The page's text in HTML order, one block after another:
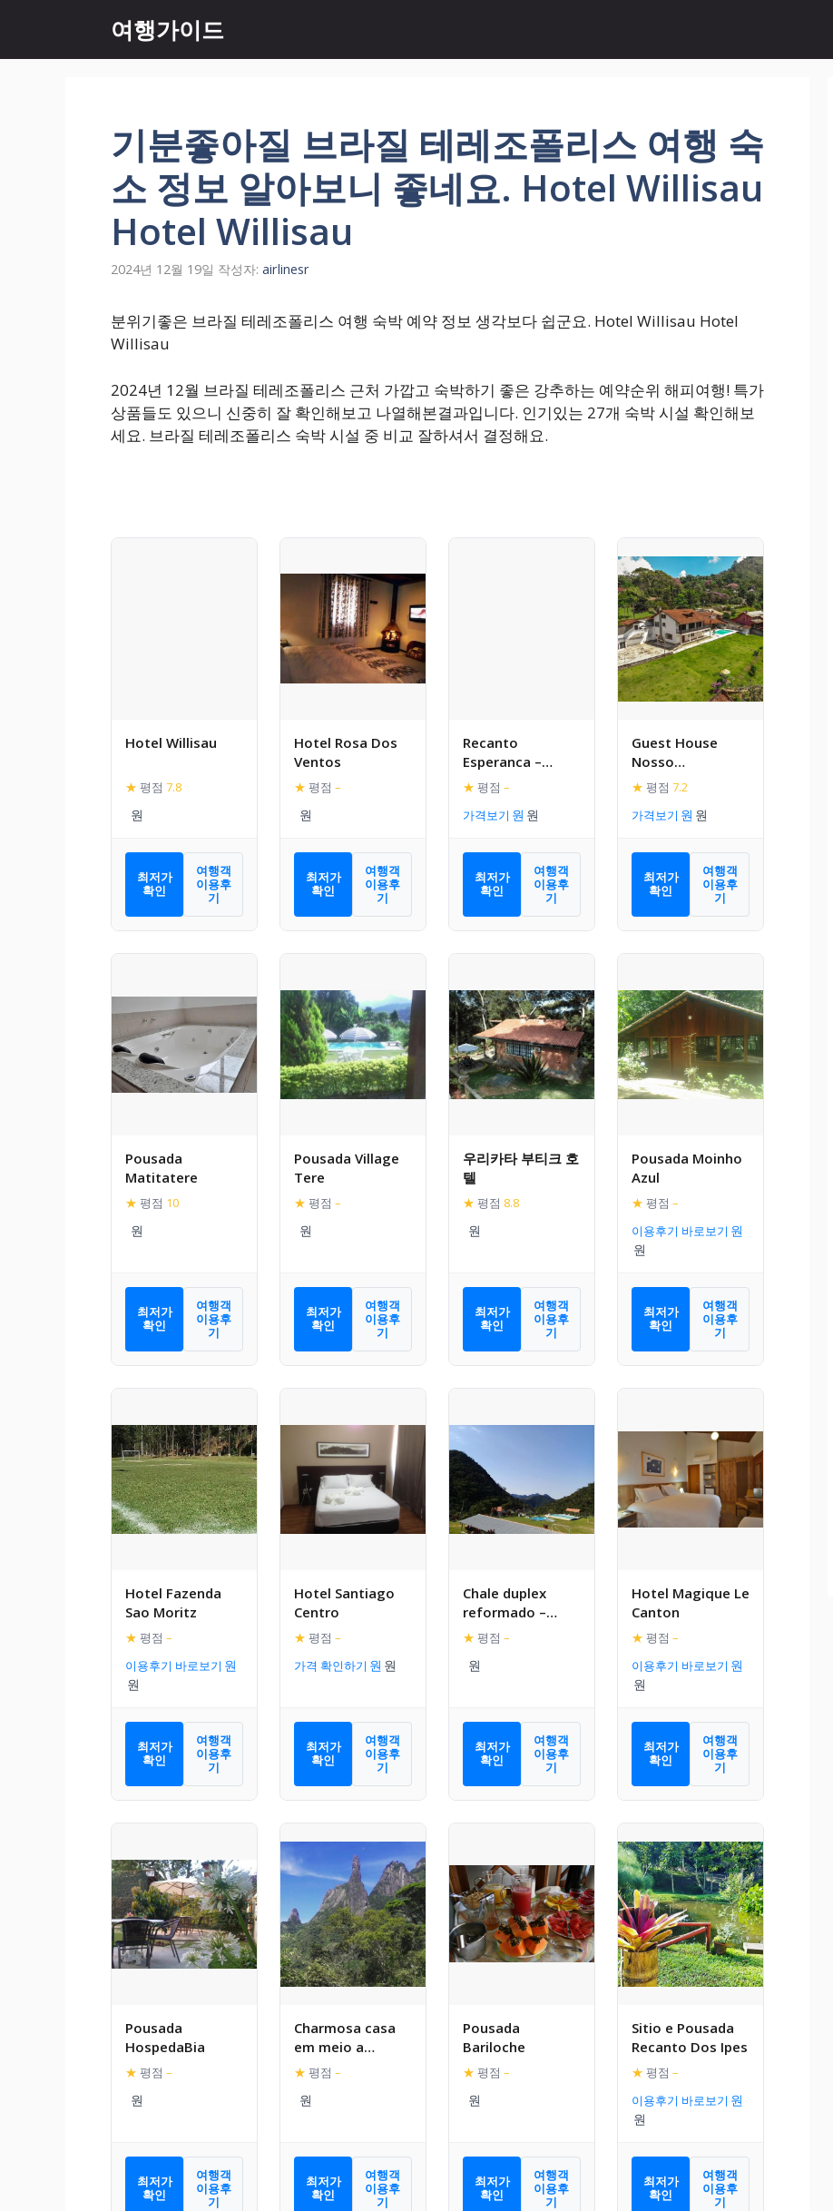
츠
여행가이드
기분좋아질 브라질 테레조폴리스 여행 숙
소 정보 알아보니 좋네요. Hotel Willisau
Hotel Willisau
2024년 12월 19일 작성자: airlinesr
분위기좋은 브라질 테레조폴리스 여행 숙박 예약 정보 생각보다 쉽군요. Hotel Willisau Hotel
Willisau
2024년 12월 브라질 테레조폴리스 근처 가깝고 숙박하기 좋은 강추하는 예약순위 해피여행! 특가
상품들도 있으니 신중히 잘 확인해보고 나열해본결과입니다. 인기있는 27개 숙박 시설 확인해보
세요. 브라질 테레조폴리스 숙박 시설 중 비교 잘하셔서 결정해요.
Hotel Willisau
★ 평점 7.8
최저가
확인
여행객
이용후
기
Hotel Rosa Dos
Ventos
★ 평점 –
최저가
확인
여행객
이용후
기
Recanto
Esperanca –
Pertinho do
Parque Nacional,
Feirinha, CBF
★ 평점 –
가격보기
최저가
확인
여행객
이용후
기
Guest House
Nosso
Aconchego
★ 평점 7.2
가격보기
최저가
확인
여행객
이용후
기
Pousada
Matitatere
★ 평점 10
최저가
확인
여행객
이용후
기
Pousada Village
Tere
★ 평점 –
최저가
확인
여행객
이용후
기
우리카타 부티크 호
텔
★ 평점 8.8
최저가
확인
여행객
이용후
기
Pousada Moinho
Azul
★ 평점 –
이용후기 바로보기
최저가
확인
여행객
이용후
기
Hotel Fazenda
Sao Moritz
★ 평점 –
이용후기 바로보기
최저가
확인
여행객
이용후
기
Hotel Santiago
Centro
★ 평점 –
가격 확인하기
최저가
확인
여행객
이용후
기
Chale duplex
reformado –
Fazenda
Cantinho
★ 평점 –
최저가
확인
여행객
이용후
기
Hotel Magique Le
Canton
★ 평점 –
이용후기 바로보기
최저가
확인
여행객
이용후
기
Pousada
HospedaBia
★ 평점 –
최저가
확인
여행객
이용후
기
Charmosa casa
em meio a
natureza com
churrasqueira, wi
fi
★ 평점 –
최저가
확인
여행객
이용후
기
Pousada
Bariloche
★ 평점 –
최저가
확인
여행객
이용후
기
Sitio e Pousada
Recanto Dos Ipes
★ 평점 –
이용후기 바로보기
최저가
확인
여행객
이용후
기